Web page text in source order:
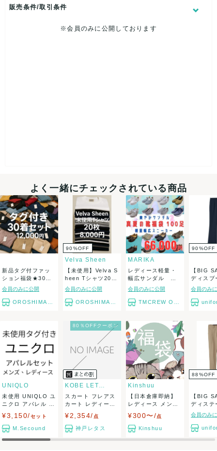
販売条件/取引条件
※会員のみに公開しております
よく一緒にチェックされている商品
新品タグ付ファッ
ション福袋★30着
セット12,00...
会員のみに公開
OROSHIMARU
90%OFF
Velva Sheen
【未使用】Velva S
heen Tシャツ20枚
セ...
会員のみに公開
OROSHIMARU
MARIKA
レディース軽量・
幅広サンダル ウ
ォーキングシュー
ズ...
会員のみに公開
TMCREW OUTLET
90%OFF
【BIG
ディスブ
トパン
会員のみ
UNIQLO
未使用 UNIQLO ユ
ニクロ アパレル の
¥3,150/セット
M.Secound
80％OFFクーポン
KOBE LETTUCE
スカート フレアス
カート レディース
¥2,354/ 点
神戸レタス
Kinshuu
【日本倉庫即納】
レディース メンズ
¥300〜/点
Kinshuu
88 %OFF
【BIG
ディステ
パンツ
会員のみ